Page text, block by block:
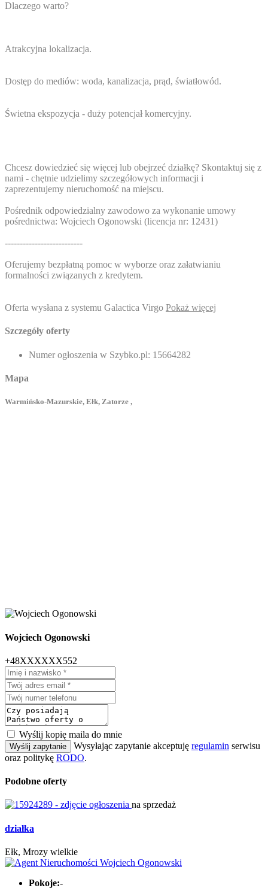
Dlaczego warto?
Atrakcyjna lokalizacja.
Dostęp do mediów: woda, kanalizacja, prąd, światłowód.
Świetna ekspozycja - duży potencjał komercyjny.
Chcesz dowiedzieć się więcej lub obejrzeć działkę? Skontaktuj się z
nami - chętnie udzielimy szczegółowych informacji i
zaprezentujemy nieruchomość na miejscu.
Pośrednik odpowiedzialny zawodowo za wykonanie umowy
pośrednictwa: Wojciech Ogonowski (licencja nr: 12431)
--------------------------
Oferujemy bezpłatną pomoc w wyborze oraz załatwianiu
formalności związanych z kredytem.
Oferta wysłana z systemu Galactica Virgo Pokaż więcej
Szczegóły oferty
Numer ogłoszenia w Szybko.pl: 15664282
Mapa
Warmińsko-Mazurskie, Ełk, Zatorze ,
Wojciech Ogonowski
+48XXXXXX552
Wyślij kopię maila do mnie
Wyślij zapytanie Wysyłając zapytanie akceptuję regulamin serwisu
oraz politykę RODO.
Podobne oferty
na sprzedaż
działka
Ełk, Mrozy wielkie
Pokoje:-